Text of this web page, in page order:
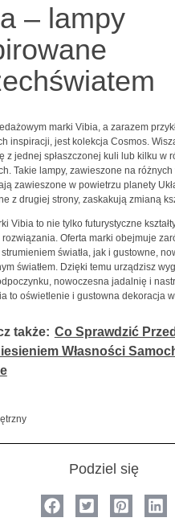
– lampy
marki Vibia, a zarazem
inspiracji, jest kolekcja Cosmos.
z jednej spłaszczonej kuli lub kilku w
Takie lampy, zawieszone na różnych
zawieszone w powietrzu planety
z drugiej strony, zaskakują zmianą
Vibia to nie tylko futurystyczne
rozwiązania. Oferta marki obejmuje
strumieniem światła, jak i gustowne,
światłem. Dzięki temu urządzisz
nowoczesna jadalnię i
to oświetlenie i gustowna dekoracja
także: Co Sprawdzić Przed
Własności
Podziel się